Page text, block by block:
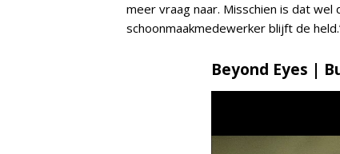
meer vraag naar. Misschien is dat
schoonmaakmedewerker blijft de
Beyond Eyes |